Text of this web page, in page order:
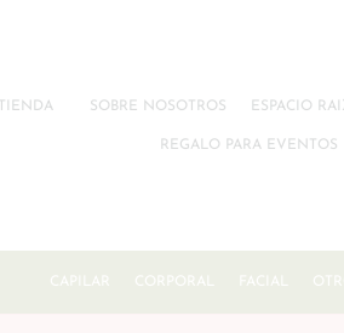
TIENDA SOBRE NOSOTROS ESPACIO
REGALO PARA EVENTOS
CAPILAR CORPORAL FACIAL